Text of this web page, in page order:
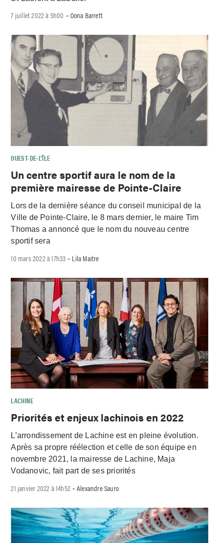
7 juillet 2022 à 5h00 - Oona Barrett
OUEST-DE-L’ÎLE
Un centre sportif aura le nom de la
première mairesse de Pointe-Claire
Lors de la dernière séance du conseil municipal de la
Ville de Pointe-Claire, le 8 mars dernier, le maire Tim
Thomas a annoncé que le nom du nouveau centre
sportif sera
10 mars 2022 à 17h33 - Lila Maitre
LACHINE
Priorités et enjeux lachinois en 2022
L’arrondissement de Lachine est en pleine évolution.
Après sa propre réélection et celle de son équipe en
novembre 2021, la mairesse de Lachine, Maja
Vodanovic, fait part de ses priorités
21 janvier 2022 à 14h52 -Alexandre Sauro